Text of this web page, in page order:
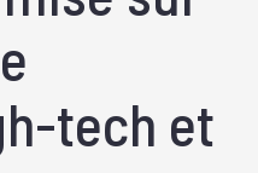
tech et